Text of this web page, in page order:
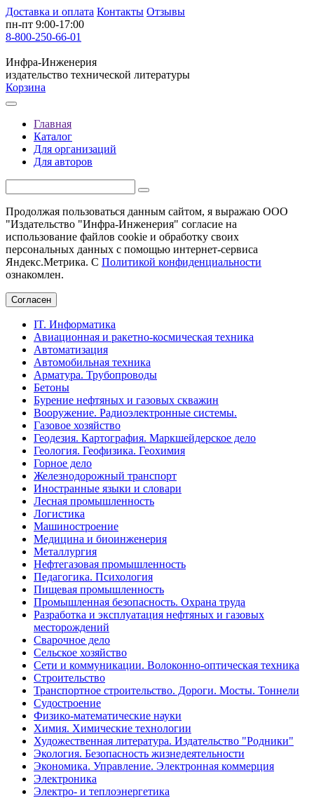
Доставка и оплата Контакты Отзывы
пн-пт 9:00-17:00
8-800-250-66-01
Инфра-Инженерия
издательство технической литературы
Корзина
Главная
Каталог
Для организаций
Для авторов
Продолжая пользоваться данным сайтом, я выражаю ООО
"Издательство "Инфра-Инженерия" согласие на
использование файлов cookie и обработку своих
персональных данных с помощью интернет-сервиса
Яндекс.Метрика. С Политикой конфиденциальности
ознакомлен.
Согласен
IT. Информатика
Авиационная и ракетно-космическая техника
Автоматизация
Автомобильная техника
Арматура. Трубопроводы
Бетоны
Бурение нефтяных и газовых скважин
Вооружение. Радиоэлектронные системы.
Газовое хозяйство
Геодезия. Картография. Маркшейдерское дело
Геология. Геофизика. Геохимия
Горное дело
Железнодорожный транспорт
Иностранные языки и словари
Лесная промышленность
Логистика
Машиностроение
Медицина и биоинженерия
Металлургия
Нефтегазовая промышленность
Педагогика. Психология
Пищевая промышленность
Промышленная безопасность. Охрана труда
Разработка и эксплуатация нефтяных и газовых
месторождений
Сварочное дело
Сельское хозяйство
Сети и коммуникации. Волоконно-оптическая техника
Строительство
Транспортное строительство. Дороги. Мосты. Тоннели
Судостроение
Физико-математические науки
Химия. Химические технологии
Художественная литература. Издательство "Родники"
Экология. Безопасность жизнедеятельности
Экономика. Управление. Электронная коммерция
Электроника
Электро- и теплоэнергетика